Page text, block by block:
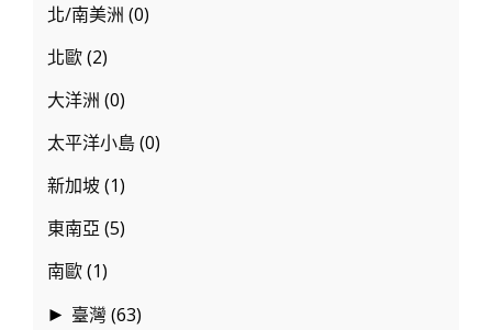
北/南美洲 (0)
北歐(2)
大洋洲 (0)
太平洋小島(0)
新加坡(1)
東南亞 (5)
南歐(1)
► 臺灣 (63)